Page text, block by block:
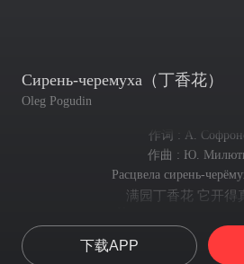
Сирень-черемуха（丁香花）
Oleg Pogudin
作词 : А.
作曲 : Ю.
Расцвела сирень-
满园丁香花 它开得
可真叫我苦恼不知
Я в саду хожу,
下载APP